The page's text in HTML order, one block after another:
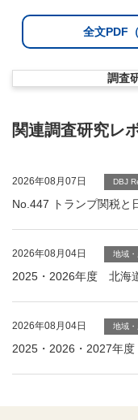
全文PDF
調査
関連調査研究レ
2026年08月07日 DBJ
No.447 トランプ関税と
2026年08月04日 地域
2025・2026年度 北海
2026年08月04日 地域
2025・2026・2027年